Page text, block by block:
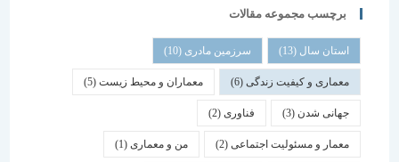
برچسب مجموعه مقالات
استان سال(13) سرزمین مادری(10)
معماری و کیفیت زندگی(6) معماران و محیط زیست(5)
جهانی شدن(3) فناوری (2)
معمار و مسئولیت اجتماعی (2) من و معماری (1)